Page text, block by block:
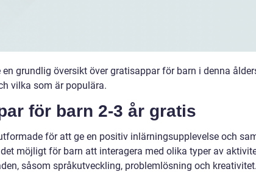
grundlig översikt över gratisappar för barn i denna
vilka som är populära.
för barn 2-3 år gratis
för att ge en positiv inlärningsupplevelse och
möjligt för barn att interagera med olika typer av
såsom språkutveckling, problemlösning och kreativitet.